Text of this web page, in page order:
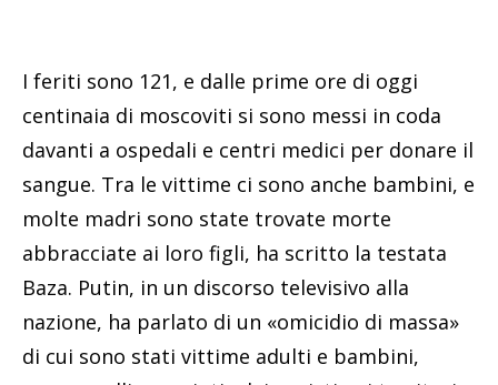
I feriti sono 121, e dalle prime ore di oggi
centinaia di moscoviti si sono messi in coda
davanti a ospedali e centri medici per donare il
sangue. Tra le vittime ci sono anche bambini, e
molte madri sono state trovate morte
abbracciate ai loro figli, ha scritto la testata
Baza. Putin, in un discorso televisivo alla
nazione, ha parlato di un «omicidio di massa»
di cui sono stati vittime adulti e bambini,